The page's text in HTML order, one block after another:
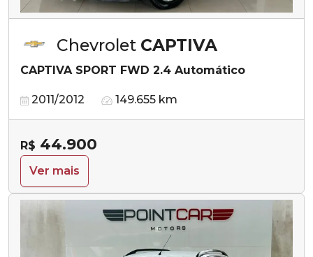
Chevrolet CAPTIVA
CAPTIVA SPORT FWD 2.4 Automático
2011/2012 149.655 km
R$ 44.900
Ver mais